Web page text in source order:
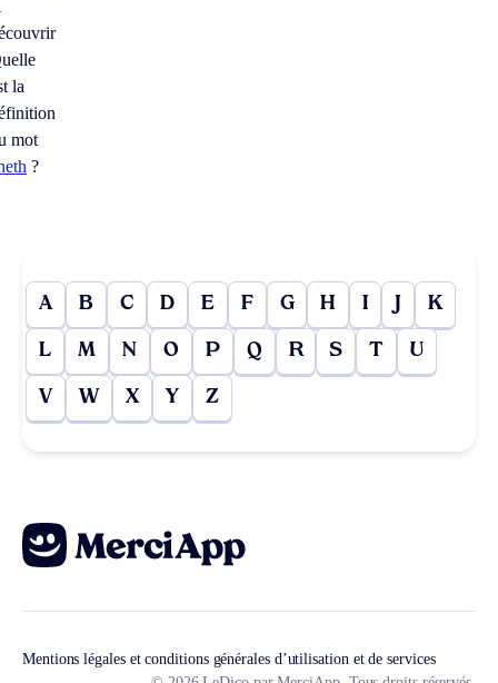
la
mot
?
A B C D E F G H I J K
L M N O P Q R S T U
V W X Y Z
Mentions légales et conditions générales d’utilisation et de services